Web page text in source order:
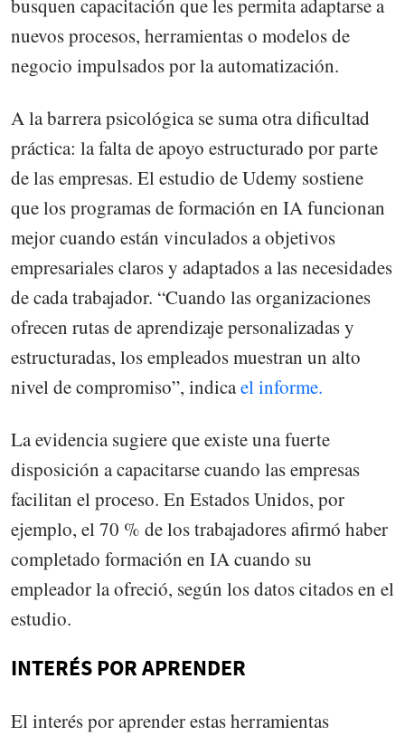
nuevos procesos, herramientas o modelos de
negocio impulsados por la automatización.
A la barrera psicológica se suma otra dificultad
práctica: la falta de apoyo estructurado por parte
de las empresas. El estudio de Udemy sostiene
que los programas de formación en IA funcionan
mejor cuando están vinculados a objetivos
empresariales claros y adaptados a las necesidades
de cada trabajador. “Cuando las organizaciones
ofrecen rutas de aprendizaje personalizadas y
estructuradas, los empleados muestran un alto
nivel de compromiso”, indicael informe.
La evidencia sugiere que existe una fuerte
disposición a capacitarse cuando las empresas
facilitan el proceso. En Estados Unidos, por
ejemplo, el 70 % de los trabajadores afirmó haber
completado formación en IA cuando su
empleador la ofreció, según los datos citados en el
estudio.
INTERÉS POR APRENDER
El interés por aprender estas herramientas